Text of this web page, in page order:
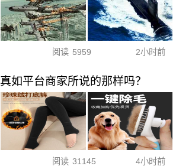
阅读 5959 2小时前
如平台商家所说的那样吗？
阅读 31145 4小时前